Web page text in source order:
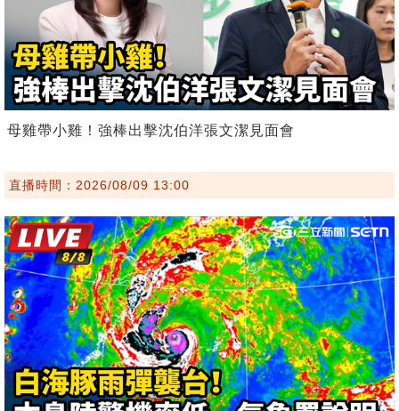
母雞帶小雞！強棒出擊沈伯洋張文潔見面會
直播時間：2026/08/09 13:00